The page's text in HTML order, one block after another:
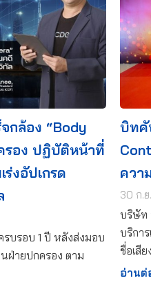
กล้อง “Body
รอง ปฏิบัติหน้าที่
ร่งอัปเกรด
รบรอบ 1 ปี หลังส่งมอบ
ฝ่ายปกครอง ตาม
บิทคั
ควา
30 ก.
บริษัท
บริกา
ชื่อเสี
อ่านต่